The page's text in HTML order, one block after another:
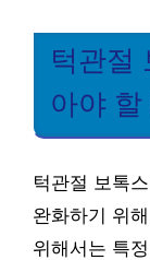
턱관절
아야 할
턱관절 보톡
완화하기 위
위해서는 특